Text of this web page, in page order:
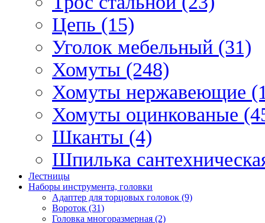
Цепь (15)
Уголок мебельный (31)
Хомуты (248)
Хомуты нержавеющие
Хомуты оцинкованые
Шканты (4)
Шпилька
Лестницы
Наборы инструмента, головки
Адаптер для торцовых головок (9)
Вороток (31)
Головка многоразмерная (2)